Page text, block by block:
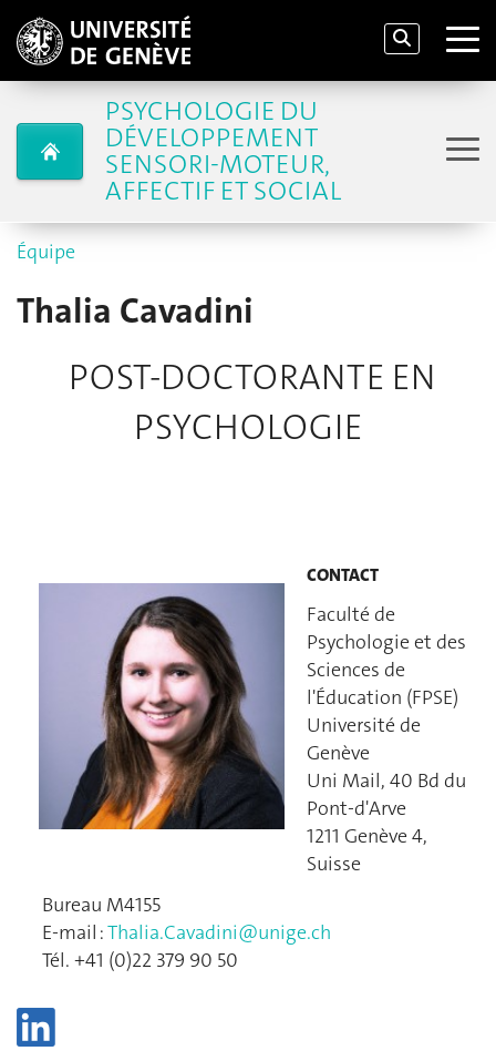
PSYCHOLOGIE DU
DÉVELOPPEMENT
SENSORI-MOTEUR,
AFFECTIF ET SOCIAL
Équipe
Thalia Cavadini
POST-DOCTORANTE EN
PSYCHOLOGIE
CONTACT
Faculté de
Psychologie et des
Sciences de
l'Éducation (FPSE)
Université de
Genève
Uni Mail, 40 Bd du
Pont-d'Arve
1211 Genève 4,
Suisse
Bureau M4155
E-mail :Thalia.Cavadini@unige.ch
Tél. +41 (0)22 379 90 50